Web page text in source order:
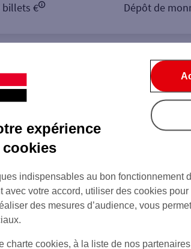
billets € Dépôt de
expérience
cookies
indispensables au bon fonctionnement
avec votre accord, utiliser des cookies
des mesures d’audience, vous
charte cookies, à la liste de nos